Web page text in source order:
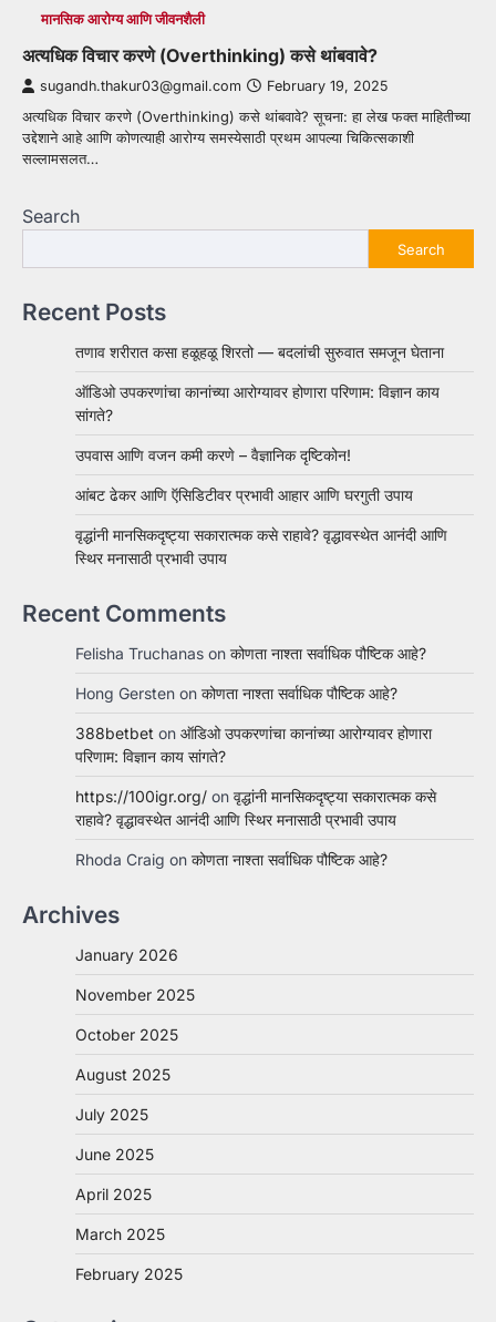
मानसिक आरोग्य आणि जीवनशैली
अत्यधिक विचार करणे (Overthinking) कसे थांबवावे?
sugandh.thakur03@gmail.com February 19, 2025
अत्यधिक विचार करणे (Overthinking) कसे थांबवावे? सूचना: हा लेख फक्त माहितीच्या
उद्देशाने आहे आणि कोणत्याही आरोग्य समस्येसाठी प्रथम आपल्या चिकित्सकाशी
सल्लामसलत…
Search
Search
Recent Posts
तणाव शरीरात कसा हळूहळू शिरतो — बदलांची सुरुवात समजून घेताना
ऑडिओ उपकरणांचा कानांच्या आरोग्यावर होणारा परिणाम: विज्ञान काय
सांगते?
उपवास आणि वजन कमी करणे – वैज्ञानिक दृष्टिकोन!
आंबट ढेकर आणि ऍसिडिटीवर प्रभावी आहार आणि घरगुती उपाय
वृद्धांनी मानसिकदृष्ट्या सकारात्मक कसे राहावे? वृद्धावस्थेत आनंदी आणि
स्थिर मनासाठी प्रभावी उपाय
Recent Comments
Felisha Truchanas on कोणता नाश्ता सर्वाधिक पौष्टिक आहे?
Hong Gersten on कोणता नाश्ता सर्वाधिक पौष्टिक आहे?
388betbet on ऑडिओ उपकरणांचा कानांच्या आरोग्यावर होणारा
परिणाम: विज्ञान काय सांगते?
https://100igr.org/ on वृद्धांनी मानसिकदृष्ट्या सकारात्मक कसे
राहावे? वृद्धावस्थेत आनंदी आणि स्थिर मनासाठी प्रभावी उपाय
Rhoda Craig on कोणता नाश्ता सर्वाधिक पौष्टिक आहे?
Archives
January 2026
November 2025
October 2025
August 2025
July 2025
June 2025
April 2025
March 2025
February 2025